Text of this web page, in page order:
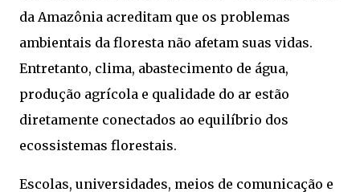
da Amazônia acreditam que os problemas
ambientais da floresta não afetam suas vidas.
Entretanto, clima, abastecimento de água,
produção agrícola e qualidade do ar estão
diretamente conectados ao equilíbrio dos
ecossistemas florestais.
Escolas, universidades, meios de comunicação e